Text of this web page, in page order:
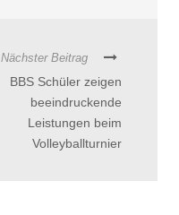
Nächster Beitrag
BBS Schüler zeigen
beeindruckende
Leistungen beim
Volleyballturnier